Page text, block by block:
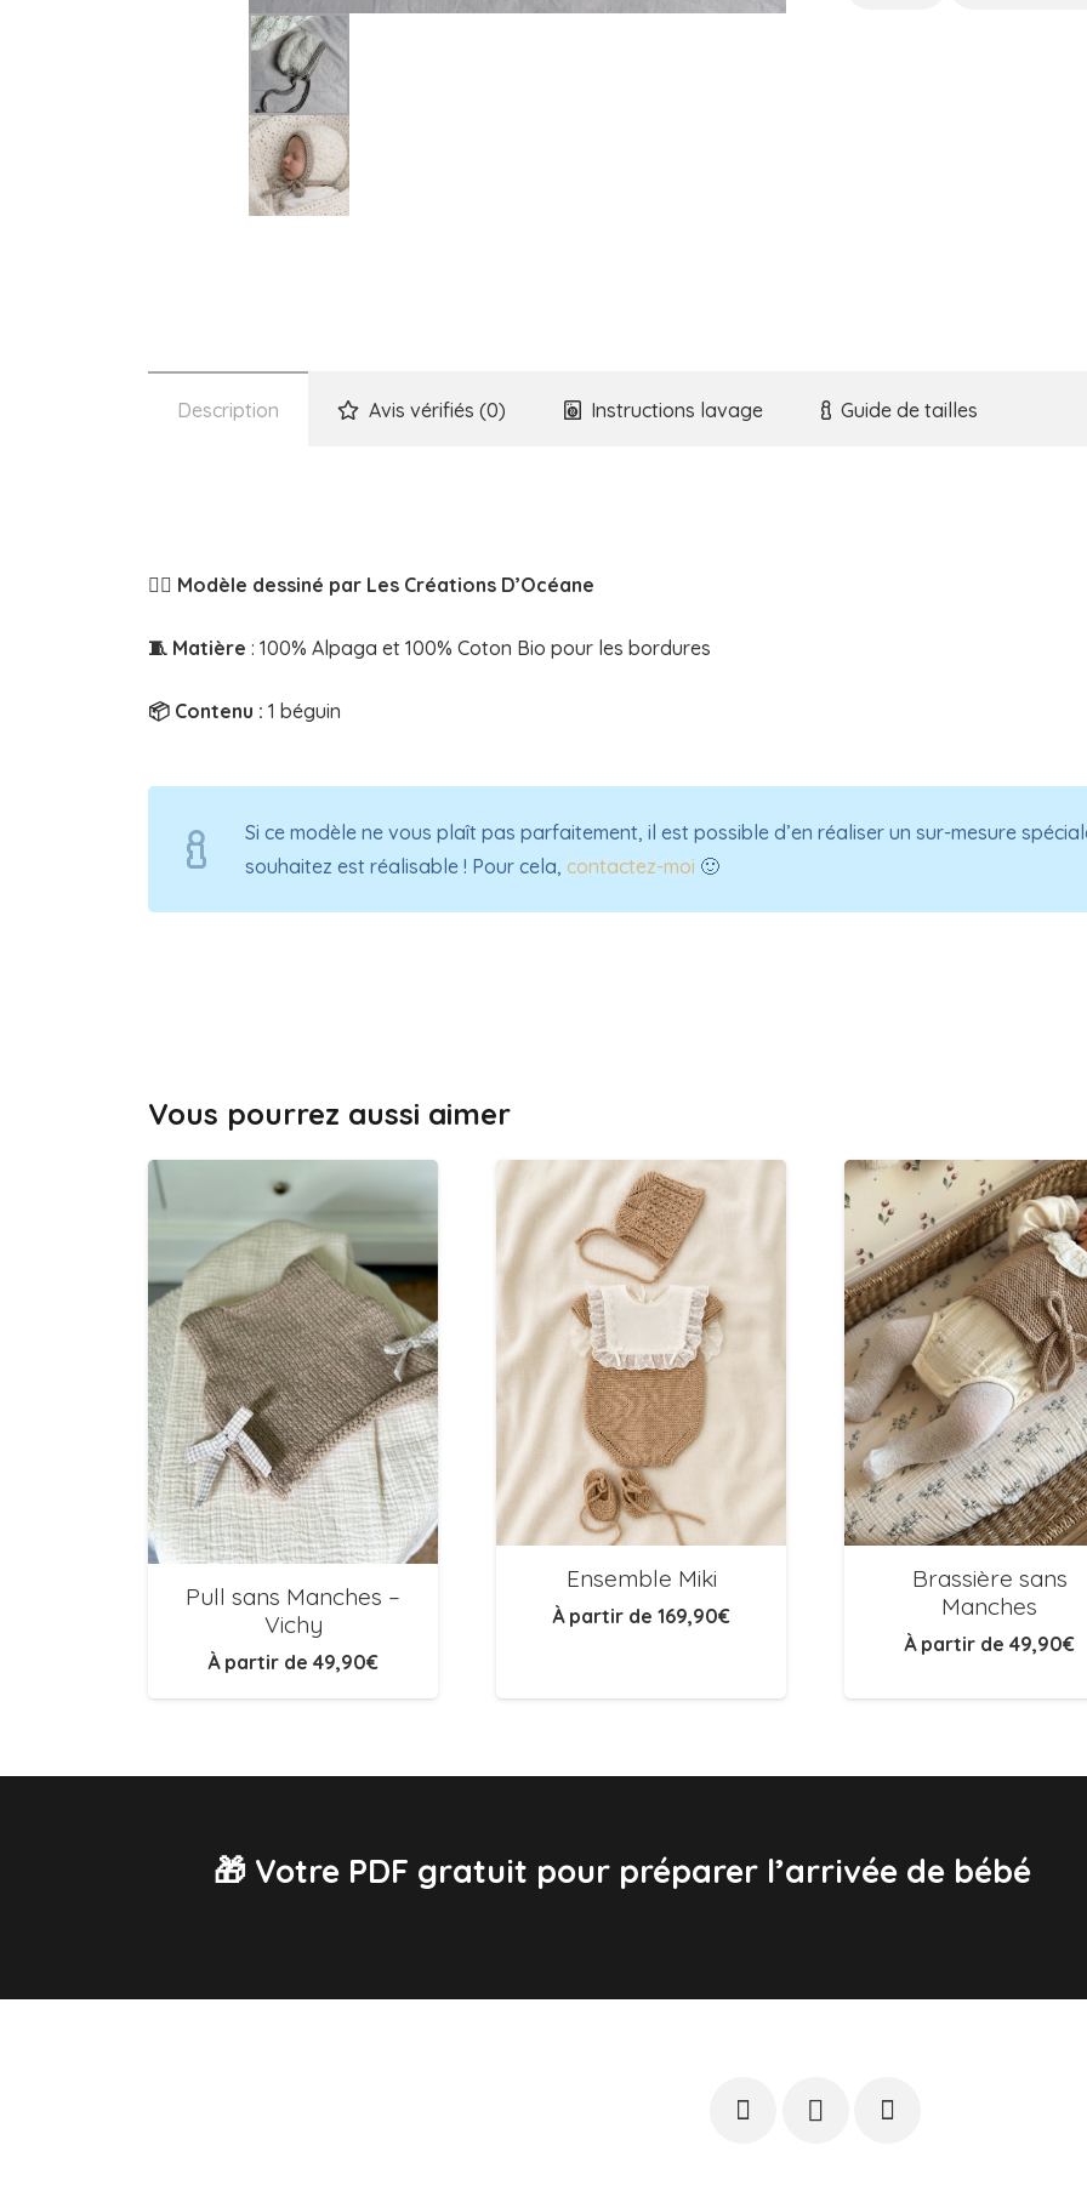
Description Avis vérifiés (0) Instructions lavage Guide de tailles
✍🏻 Modèle dessiné par Les Créations D’Océane
🧵 Matière : 100% Alpaga et 100% Coton Bio pour les bordures
📦 Contenu : 1 béguin
Si ce modèle ne vous plaît pas parfaitement, il est possible d’en réaliser un sur-mesure
souhaitez est réalisable ! Pour cela, contactez-moi 🙂
Vous pourrez aussi aimer
Pull sans Manches –
Vichy
À partir de 49,90€
Ensemble Miki
À partir de 169,90€
Brassière sans
Manches
À partir de 49,90€
🎁 Votre PDF gratuit pour préparer l’arrivée de bébé